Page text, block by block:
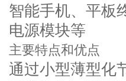
智能手机、平板
电源模块等
主要特点和优点
通过小型薄型化